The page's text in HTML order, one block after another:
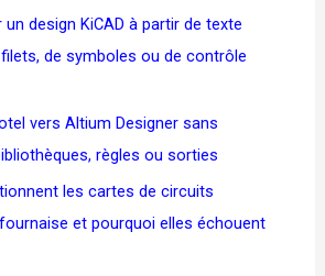
design KiCAD à partir de texte
de symboles ou de contrôle
vers Altium Designer sans
règles ou sorties
les cartes de circuits
et pourquoi elles échouent